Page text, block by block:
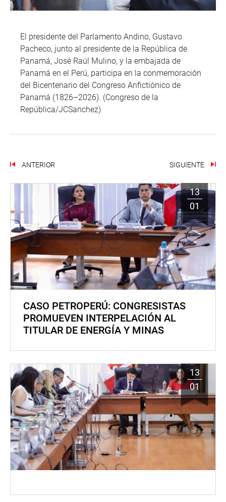
El presidente del Parlamento Andino, Gustavo
Pacheco, junto al presidente de la República de
Panamá, José Raúl Mulino, y la embajada de
Panamá en el Perú, participa en la conmemoración
del Bicentenario del Congreso Anfictiónico de
Panamá (1826–2026). (Congreso de la
República/JCSanchez)
ANTERIOR SIGUIENTE
13
01
CASO PETROPERÚ: CONGRESISTAS
PROMUEVEN INTERPELACIÓN AL
TITULAR DE ENERGÍA Y MINAS
13
01